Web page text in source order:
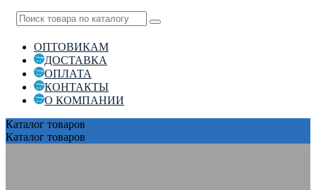
ОПТОВИКАМ
ДОСТАВКА
ОПЛАТА
КОНТАКТЫ
О КОМПАНИИ
Каталог товаров
Каталог товаров